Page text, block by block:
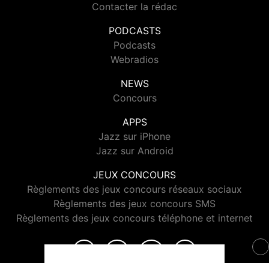
Contacter la rédac
PODCASTS
Podcasts
Webradios
NEWS
Concours
APPS
Jazz sur iPhone
Jazz sur Android
JEUX CONCOURS
Règlements des jeux concours réseaux sociaux
Règlements des jeux concours SMS
Règlements des jeux concours téléphone et internet